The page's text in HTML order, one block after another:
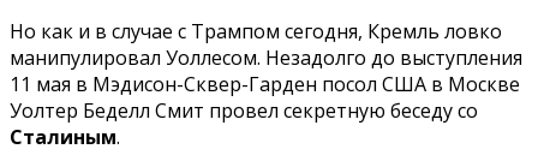
Но как и в случае с Трампом сегодня, Кремль ловко
манипулировал Уоллесом. Незадолго до выступления
11 мая в Мэдисон-Сквер-Гарден посол США в Москве
Уолтер Беделл Смит провел секретную беседу со
Сталиным.